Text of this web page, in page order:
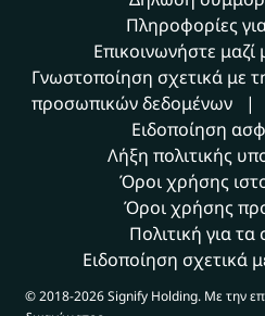
Πληροφορίες
Επικοινωνήστε μαζί
Γνωστοποίηση σχετικά με
προσωπικών δεδομένων
Ειδοποίηση
Λήξη πολιτικής
Όροι χρήσης
Όροι χρήσης
Πολιτική για
Ειδοποίηση σχετικά
© 2018-2026 Signify Holding. Με την